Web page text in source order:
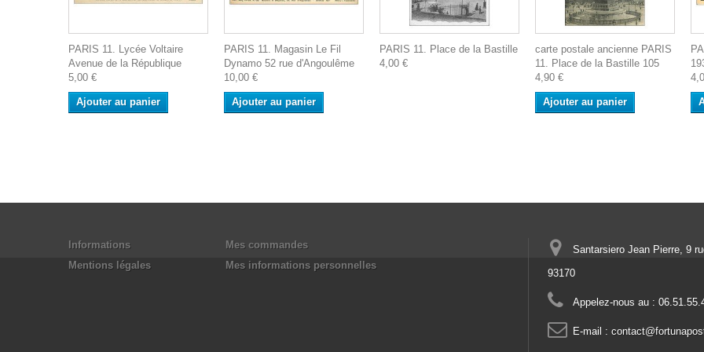
PARIS 11. Lycée Voltaire
Avenue de la République
5,00 €
Ajouter au panier
PARIS 11. Magasin Le Fil
Dynamo 52 rue d'Angoulême
10,00 €
Ajouter au panier
PARIS 11. Place de la Bastille
4,00 €
carte postale ancienne PARIS
11. Place de la Bastille 105
4,90 €
Ajouter au panier
Informations
Mentions légales
Mes commandes
Mes informations personnelles
Santarsiero Jean Pierre, 9
93170
Appelez-nous au :
E-mail :